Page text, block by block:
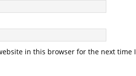
in this browser for the next time